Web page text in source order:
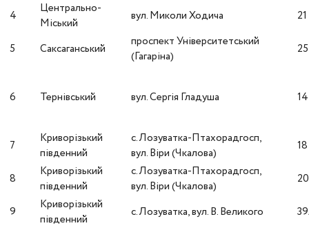
4
Центрально-
Міський
вул. Миколи Ходича 21
5 Саксаганський
проспект Університетський
(Гагаріна)
25
6 Тернівський вул. Сергія Гладуша 14
7
Криворізький
південний
с. Лозуватка-Птахорадгосп,
вул. Віри (Чкалова)
18
8
Криворізький
південний
с. Лозуватка-Птахорадгосп,
вул. Віри (Чкалова)
20
9
Криворізький
південний
с. Лозуватка, вул. В. Великого